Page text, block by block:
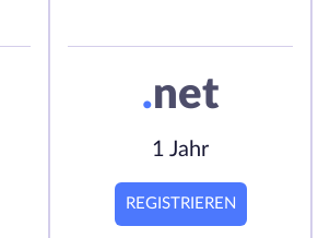
.net
1 Jahr
REGISTRIEREN